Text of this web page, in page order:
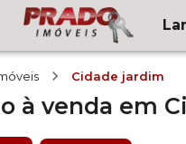
Cidade jardim
à venda em